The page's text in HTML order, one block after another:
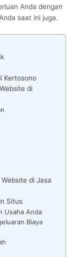
Anda dengan
saat ini juga.
Kertosono
di
di Jasa
Situs
Usaha Anda
Biaya